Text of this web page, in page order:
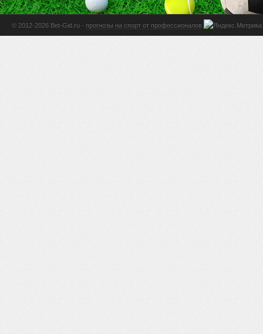
© 2012-2026 Bet-Gid.ru - прогнозы на спорт от профессионалов